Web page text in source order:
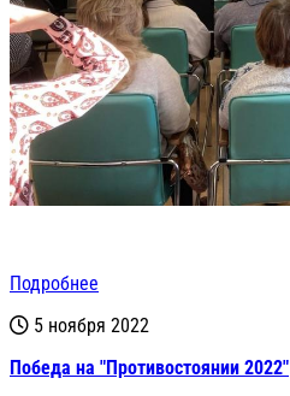
Подробнее
5 ноября 2022
Победа на "Противостоянии 2022"